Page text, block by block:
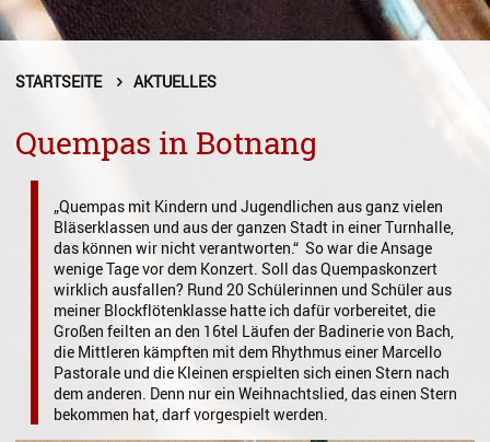
Unterricht
Fächer A - Z
Blasinstrumente
Dirigieren
Elementare Musikpädagogik
Feldenkrais
Gesang
Instrumentenkarussell
Komposition
STARTSEITE AKTUELLES
Quempas in Botnang
„Quempas mit Kindern und Jugendlichen aus ganz vielen
Bläserklassen und aus der ganzen Stadt in einer Turnhalle,
das können wir nicht verantworten.“ So war die Ansage
wenige Tage vor dem Konzert. Soll das Quempaskonzert
wirklich ausfallen? Rund 20 Schülerinnen und Schüler aus
meiner Blockflötenklasse hatte ich dafür vorbereitet, die
Großen feilten an den 16tel Läufen der Badinerie von Bach,
die Mittleren kämpften mit dem Rhythmus einer Marcello
Pastorale und die Kleinen erspielten sich einen Stern nach
dem anderen. Denn nur ein Weihnachtslied, das einen Stern
bekommen hat, darf vorgespielt werden.